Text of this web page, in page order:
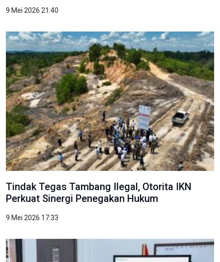
9 Mei 2026 21:40
Tindak Tegas Tambang Ilegal, Otorita IKN
Perkuat Sinergi Penegakan Hukum
9 Mei 2026 17:33